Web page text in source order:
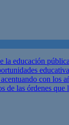
educación
con los
de las órdenes